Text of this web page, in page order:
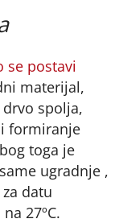
se postavi
materijal,
spolja,
formiranje
toga je
ugradnje ,
datu
27ºC.